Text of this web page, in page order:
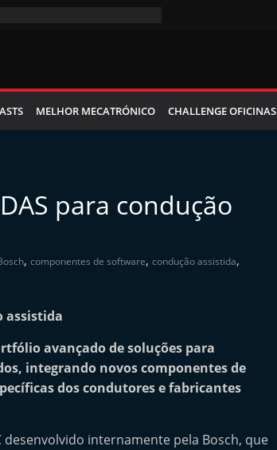
MELHOR MECATRÓNICO CHALLENGE OFICINAS
para condução
, componentes de software, condução assistida,
avançado de soluções para
integrando novos componentes de
dos condutores e fabricantes
internamente pela Bosch, que